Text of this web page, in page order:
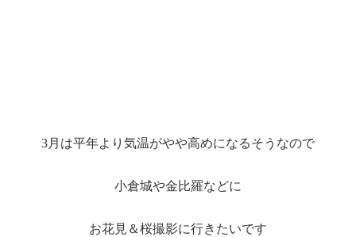
3月は平年より気温がやや高めになるそうなので
小倉城や金比羅などに
お花見＆桜撮影に行きたいです